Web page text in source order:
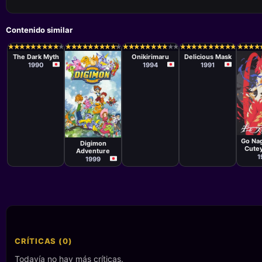
Contenido similar
★
★★
★★
★★
★★
★★
★★
★★
★★
★★
★
Takashi Anno
The Dark Myth
1990
★
★★
★★
★★
★★
★★
★★
★★
★★
★★
★
Serie
Hiroyuki
Kakudou
Digimon
Adventure
1999
★
★★
★★
★★
★★
★★
★★
★★
★★
★★
★
Takao Kato
Onikirimaru
1994
★
★★
★★
★★
★★
★★
★★
★★
★★
★★
★
Serie
Delicious Mask
1991
★
★★
★★
★★
★
Serie
Go
CRÍTICAS (0)
Todavía no hay más críticas.